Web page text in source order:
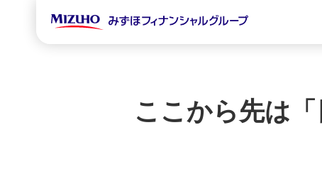
ここから先は「